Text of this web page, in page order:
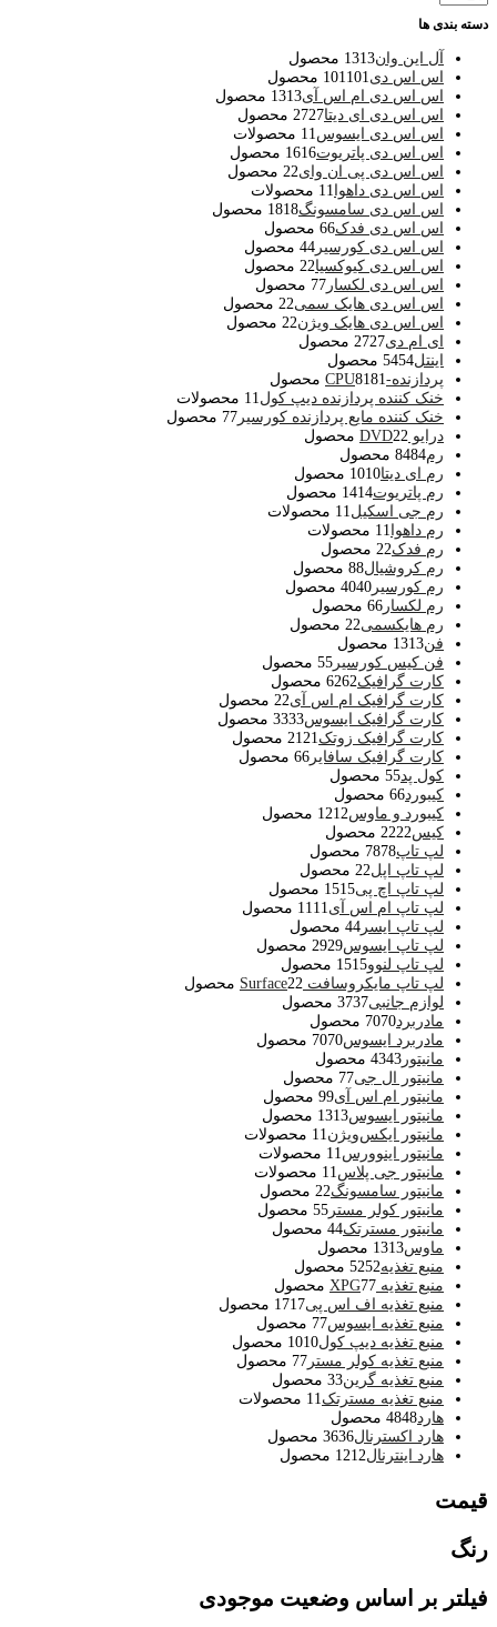
دسته بندی ها
آل این وان 1313 محصول
اس اس دی
101 101 محصول
اس اس دی ام اس آی
1313 محصول
اس اس دی ای دیتا
2727 محصول
اس اس دی ایسوس
1 1 محصولات
اس اس دی پاتریوت
1616 محصول
اس اس دی پی ان وای 22 محصول
اس اس دی داهوا
1 1 محصولات
اس اس دی سامسونگ
1818 محصول
اس اس دی فدک 66 محصول
اس اس دی کورسیر
44 محصول
اس اس دی کیوکسیا 22 محصول
اس اس دی لکسار
77 محصول
اس اس دی هایک سمی 22 محصول
اس اس دی هایک ویژن 22 محصول
ای ام دی
2727 محصول
اینتل
5454 محصول
پردازنده-CPU
81 81 محصول
خنک کننده پردازنده دیپ کول
1 1 محصولات
خنک کننده مایع پردازنده کورسیر
77 محصول
درایو DVD
22 محصول
رم
8484 محصول
رم ای دیتا
1010 محصول
رم پاتریوت
1414 محصول
رم جی اسکیل
1 1 محصولات
رم داهوا
1 1 محصولات
رم فدک 22 محصول
رم کروشیال 88 محصول
رم کورسیر
4040 محصول
رم لکسار
66 محصول
رم هایکسمی 22 محصول
فن
1313 محصول
فن کیس کورسیر
55 محصول
کارت گرافیک
6262 محصول
کارت گرافیک ام اس آی 22 محصول
کارت گرافیک ایسوس
3333 محصول
کارت گرافیک زوتک
21 21 محصول
کارت گرافیک سافایر
66 محصول
کول پد 55 محصول
کیبورد 66 محصول
کیبورد و ماوس
1212 محصول
کیس
2222 محصول
لپ تاپ
7878 محصول
لپ تاپ اپل 22 محصول
لپ تاپ اچ پی
1515 محصول
لپ تاپ ام اس آی
11 11 محصول
لپ تاپ ایسر
44 محصول
لپ تاپ ایسوس
2929 محصول
لپ تاپ لنوو
1515 محصول
لپ تاپ مایکروسافت Surface
22 محصول
لوازم جانبی
3737 محصول
مادربرد
7070 محصول
مادربرد ایسوس
7070 محصول
مانیتور
4343 محصول
مانیتور ال جی 77 محصول
مانیتور ام اس آی 99 محصول
مانیتور ایسوس
1313 محصول
مانیتور ایکس‌ویژن
1 1 محصولات
مانیتور اینوورس
1 1 محصولات
مانیتور جی پلاس
1 1 محصولات
مانیتور سامسونگ 22 محصول
مانیتور کولر مستر
55 محصول
مانیتور مسترتک 44 محصول
ماوس
1313 محصول
منبع تغذیه
5252 محصول
منبع تغذیه XPG
77 محصول
منبع تغذیه اف اس پی
1717 محصول
منبع تغذیه ایسوس 77 محصول
منبع تغذیه دیپ کول
1010 محصول
منبع تغذیه کولر مستر
77 محصول
منبع تغذیه گرین 33 محصول
منبع تغذیه مسترتک
1 1 محصولات
هارد
4848 محصول
هارد اکسترنال
3636 محصول
هارد اینترنال
1212 محصول
قیمت
رنگ
فیلتر بر اساس وضعیت موجودی